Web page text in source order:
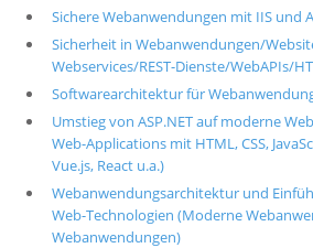
Sichere Webanwendungen mit IIS und
Sicherheit in Webanwendungen/
Webservices/REST-Dienste/WebAPIs/
Softwarearchitektur für
Umstieg von ASP.NET auf moderne
Web-Applications mit HTML, CSS,
Vue.js, React u.a.)
Webanwendungsarchitektur und
Web-Technologien (Moderne
Webanwendungen)